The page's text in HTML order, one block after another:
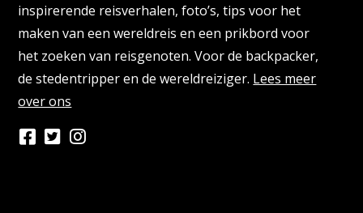
inspirerende reisverhalen, foto’s, tips voor het
maken van een wereldreis en een prikbord voor
het zoeken van reisgenoten. Voor de backpacker,
de stedentripper en de wereldreiziger. Lees meer
over ons